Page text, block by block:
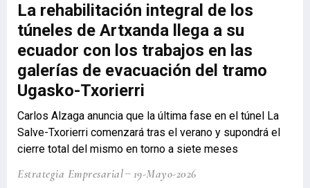
La rehabilitación integral de los
túneles de Artxanda llega a su
ecuador con los trabajos en las
galerías de evacuación del tramo
Ugasko-Txorierri
Carlos Alzaga anuncia que la última fase en el túnel La
Salve-Txorierri comenzará tras el verano y supondrá el
cierre total del mismo en torno a siete meses
Estrategia Empresarial 19-Mayo-2026